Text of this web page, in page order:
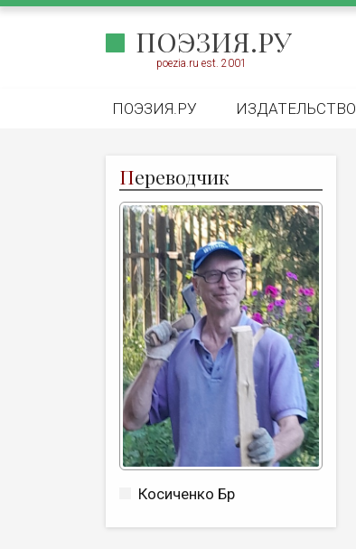
ПОЭЗИЯ.РУ
poezia.ru est. 2001
ПОЭЗИЯ.РУ ИЗДАТЕЛЬСТВО
Переводчик
Косиченко Бр